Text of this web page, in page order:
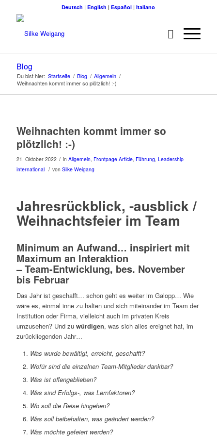
Deutsch |English |Español |Italiano
Blog
Du bist hier: Startseite / Blog / Allgemein /
Weihnachten kommt immer so plötzlich! :-)
Weihnachten kommt immer so
plötzlich! :-)
21. Oktober 2022 / in Allgemein, Frontpage Article, Führung, Leadership
international / von Silke Weigang
Jahresrückblick, -ausblick /
Weihnachtsfeier im Team
Minimum an Aufwand… inspiriert mit
Maximum an Interaktion
– Team-Entwicklung, bes. November
bis Februar
Das Jahr ist geschafft… schon geht es weiter im Galopp… Wie
wäre es, einmal inne zu halten und sich miteinander im Team der
Institution oder Firma, vielleicht auch im privaten Kreis
umzusehen? Und zu würdigen, was sich alles ereignet hat, im
zurückliegenden Jahr…
Was wurde bewältigt, erreicht, geschafft?
Wofür sind die einzelnen Team-Mitglieder dankbar?
Was ist offengeblieben?
Was sind Erfolgs-, was Lernfaktoren?
Wo soll die Reise hingehen?
Was soll beibehalten, was geändert werden?
Was möchte gefeiert werden?